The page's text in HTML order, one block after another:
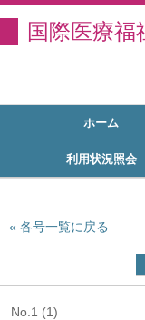
国際医療
ホーム
利用状況照会
各号一覧に戻る
No.1 (1)